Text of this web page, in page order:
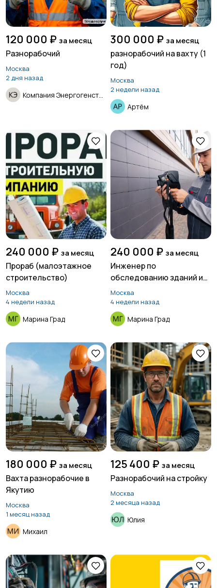
120 000 ₽ за месяц
Разнорабочий
Москва
2 дня назад
300 000 ₽ за месяц
разнорабочий на вахту (1
год)
Москва
2 недели назад
Артём
240 000 ₽ за месяц
Прораб (малоэтажное
строительство)
Москва
4 недели назад
Марина Град
240 000 ₽ за месяц
Инженер по
обследованию зданий и
сооружений (кровля,
фасады)
Москва
4 недели назад
Марина Град
180 000 ₽ за месяц
Вахта разнорабочие в
Якутию
Москва
1 месяц назад
Михаил
125 400 ₽ за месяц
Разнорабочий на стройку
Москва
2 месяца назад
Юлия